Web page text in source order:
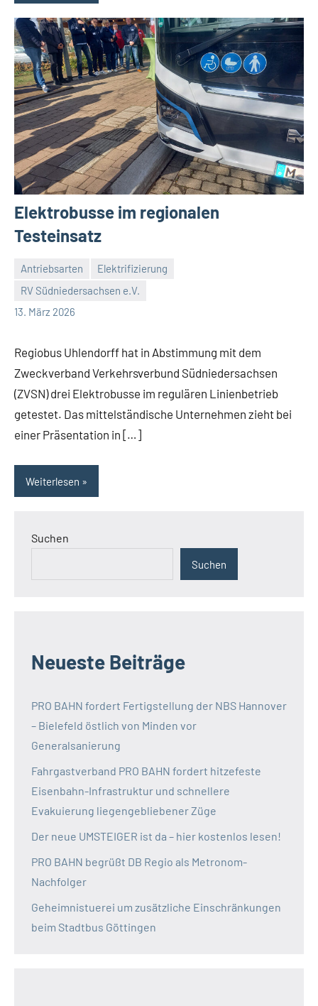
Elektrobusse im regionalen
Testeinsatz
Antriebsarten
Elektrifizierung
RV Südniedersachsen e.V.
13. März 2026
RV
Suedniedersachsen
Keine
Kommentare
Regiobus Uhlendorff hat in Abstimmung mit dem
Zweckverband Verkehrsverbund Südniedersachsen
(ZVSN) drei Elektrobusse im regulären Linienbetrieb
getestet. Das mittelständische Unternehmen zieht bei
einer Präsentation in […]
Weiterlesen
Suchen
Suchen
Neueste Beiträge
PRO BAHN fordert Fertigstellung der NBS Hannover
– Bielefeld östlich von Minden vor
Generalsanierung
Fahrgastverband PRO BAHN fordert hitzefeste
Eisenbahn-Infrastruktur und schnellere
Evakuierung liegengebliebener Züge
Der neue UMSTEIGER ist da – hier kostenlos lesen!
PRO BAHN begrüßt DB Regio als Metronom-
Nachfolger
Geheimnistuerei um zusätzliche Einschränkungen
beim Stadtbus Göttingen